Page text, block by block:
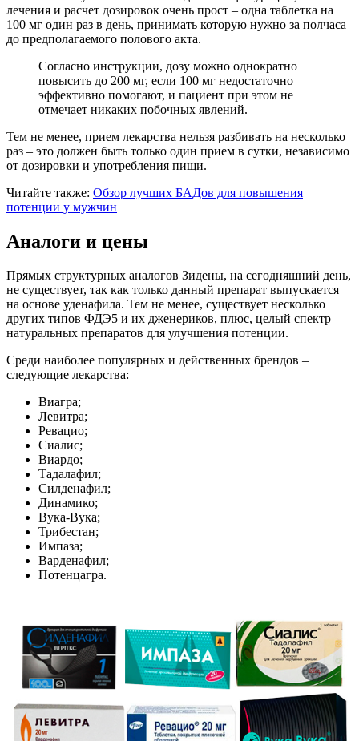
лечения и расчет дозировок очень прост – одна таблетка на
100 мг один раз в день, принимать которую нужно за полчаса
до предполагаемого полового акта.
Согласно инструкции, дозу можно однократно
повысить до 200 мг, если 100 мг недостаточно
эффективно помогают, и пациент при этом не
отмечает никаких побочных явлений.
Тем не менее, прием лекарства нельзя разбивать на несколько
раз – это должен быть только один прием в сутки, независимо
от дозировки и употребления пищи.
Читайте также: Обзор лучших БАДов для повышения
потенции у мужчин
Аналоги и цены
Прямых структурных аналогов Зидены, на сегодняшний день,
не существует, так как только данный препарат выпускается
на основе уденафила. Тем не менее, существует несколько
других типов ФДЭ5 и их дженериков, плюс, целый спектр
натуральных препаратов для улучшения потенции.
Среди наиболее популярных и действенных брендов –
следующие лекарства:
Виагра;
Левитра;
Ревацио;
Сиалис;
Виардо;
Тадалафил;
Силденафил;
Динамико;
Вука-Вука;
Трибестан;
Импаза;
Варденафил;
Потенцагра.